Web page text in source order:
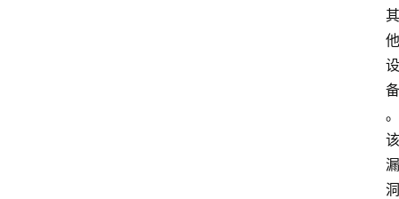
其
他
设
备
。
该
漏
洞